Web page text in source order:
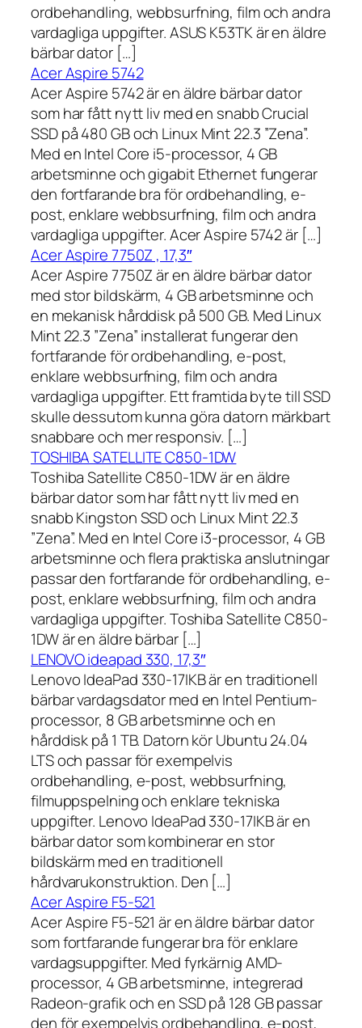
ordbehandling, webbsurfning, film och andra
vardagliga uppgifter. ASUS K53TK är en äldre
bärbar dator […]
Acer Aspire 5742
Acer Aspire 5742 är en äldre bärbar dator
som har fått nytt liv med en snabb Crucial
SSD på 480 GB och Linux Mint 22.3 ”Zena”.
Med en Intel Core i5-processor, 4 GB
arbetsminne och gigabit Ethernet fungerar
den fortfarande bra för ordbehandling, e-
post, enklare webbsurfning, film och andra
vardagliga uppgifter. Acer Aspire 5742 är […]
Acer Aspire 7750Z , 17,3″
Acer Aspire 7750Z är en äldre bärbar dator
med stor bildskärm, 4 GB arbetsminne och
en mekanisk hårddisk på 500 GB. Med Linux
Mint 22.3 ”Zena” installerat fungerar den
fortfarande för ordbehandling, e-post,
enklare webbsurfning, film och andra
vardagliga uppgifter. Ett framtida byte till SSD
skulle dessutom kunna göra datorn märkbart
snabbare och mer responsiv. […]
TOSHIBA SATELLITE C850-1DW
Toshiba Satellite C850-1DW är en äldre
bärbar dator som har fått nytt liv med en
snabb Kingston SSD och Linux Mint 22.3
”Zena”. Med en Intel Core i3-processor, 4 GB
arbetsminne och flera praktiska anslutningar
passar den fortfarande för ordbehandling, e-
post, enklare webbsurfning, film och andra
vardagliga uppgifter. Toshiba Satellite C850-
1DW är en äldre bärbar […]
LENOVO ideapad 330, 17,3″
Lenovo IdeaPad 330-17IKB är en traditionell
bärbar vardagsdator med en Intel Pentium-
processor, 8 GB arbetsminne och en
hårddisk på 1 TB. Datorn kör Ubuntu 24.04
LTS och passar för exempelvis
ordbehandling, e-post, webbsurfning,
filmuppspelning och enklare tekniska
uppgifter. Lenovo IdeaPad 330-17IKB är en
bärbar dator som kombinerar en stor
bildskärm med en traditionell
hårdvarukonstruktion. Den […]
Acer Aspire F5-521
Acer Aspire F5-521 är en äldre bärbar dator
som fortfarande fungerar bra för enklare
vardagsuppgifter. Med fyrkärnig AMD-
processor, 4 GB arbetsminne, integrerad
Radeon-grafik och en SSD på 128 GB passar
den för exempelvis ordbehandling, e-post,